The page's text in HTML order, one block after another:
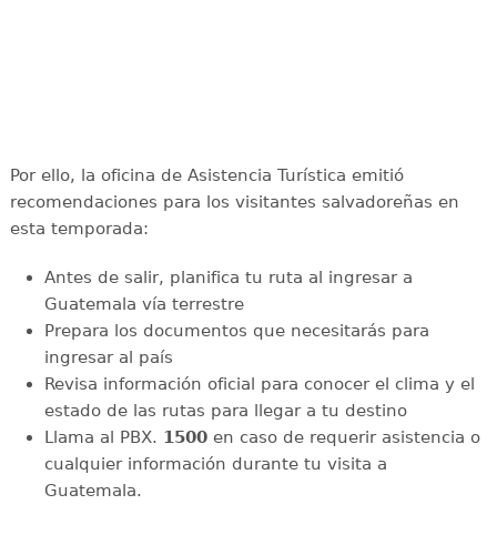
Por ello, la oficina de Asistencia Turística emitió
recomendaciones para los visitantes salvadoreñas en
esta temporada:
Antes de salir, planifica tu ruta al ingresar a
Guatemala vía terrestre
Prepara los documentos que necesitarás para
ingresar al país
Revisa información oficial para conocer el clima y el
estado de las rutas para llegar a tu destino
Llama al PBX. 1500 en caso de requerir asistencia o
cualquier información durante tu visita a
Guatemala.